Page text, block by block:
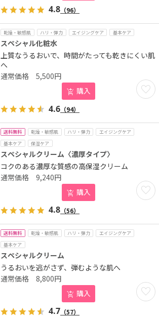
4.8 （96）
乾燥・敏感肌 ハリ・弾力 エイジングケア 基本ケア
スペシャル化粧水
上質なうるおいで、時間がたっても乾きにくい肌
へ
お気
5,500円
購入
4.6 （94）
送料無料 乾燥・敏感肌 ハリ・弾力
エイジングケア
基本ケア
保湿ケア
スペシャルクリーム〈濃厚タイプ〉
コクのある濃厚な質感の高保湿クリーム
お気
9,240円
購入
4.8 （56）
送料無料 乾燥・敏感肌 ハリ・弾力
エイジングケア
基本ケア
スペシャルクリーム
うるおいを逃がさず、弾むような肌へ
お気
8,800円
購入
4.7 （57）